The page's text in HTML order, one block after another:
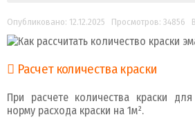
Опубликовано: 12.12.2025 Просмотров: 34856
Расчет количества краски
При расчете количества краски
норму расхода краски на 1м².